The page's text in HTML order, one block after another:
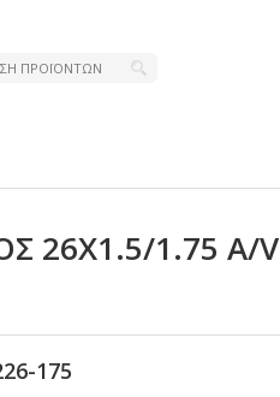
26Χ1.5/1.75 Α/V
175